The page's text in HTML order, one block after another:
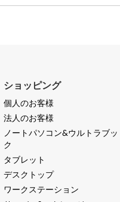
ショッピング
個人のお客様
法人のお客様
ノートパソコン&ウルトラブッ
ク
タブレット
デスクトップ
ワークステーション